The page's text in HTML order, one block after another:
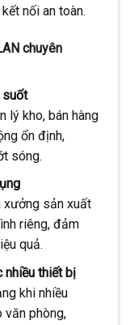
nối an toàn.
chuyên
suốt
lý kho, bán hàng
ổn định,
sóng.
xưởng sản xuất
riêng, đảm
quả.
nhiều thiết bị
khi nhiều
văn phòng,